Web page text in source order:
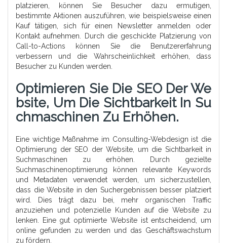
platzieren, können Sie Besucher dazu ermutigen,
bestimmte Aktionen auszuführen, wie beispielsweise einen
Kauf tätigen, sich für einen Newsletter anmelden oder
Kontakt aufnehmen. Durch die geschickte Platzierung von
Call-to-Actions können Sie die Benutzererfahrung
verbessern und die Wahrscheinlichkeit erhöhen, dass
Besucher zu Kunden werden.
Optimieren Sie Die SEO Der We
Bsite, Um Die Sichtbarkeit In Su
Chmaschinen Zu Erhöhen.
Eine wichtige Maßnahme im Consulting-Webdesign ist die
Optimierung der SEO der Website, um die Sichtbarkeit in
Suchmaschinen zu erhöhen. Durch gezielte
Suchmaschinenoptimierung können relevante Keywords
und Metadaten verwendet werden, um sicherzustellen,
dass die Website in den Suchergebnissen besser platziert
wird. Dies trägt dazu bei, mehr organischen Traffic
anzuziehen und potenzielle Kunden auf die Website zu
lenken. Eine gut optimierte Website ist entscheidend, um
online gefunden zu werden und das Geschäftswachstum
zu fördern.